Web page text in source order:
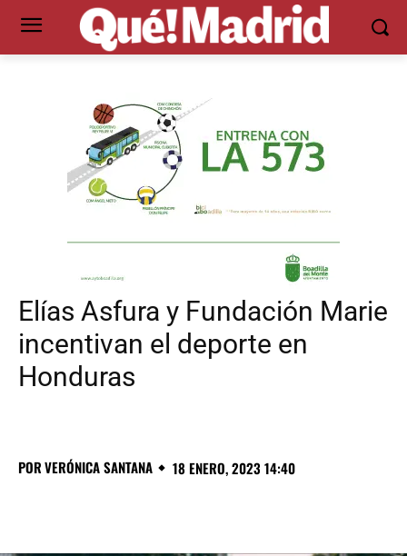
Elías Asfura y Fundación Marie
incentivan el deporte en
Honduras
PORVERÓNICA SANTANA 18 ENERO, 2023 14:40